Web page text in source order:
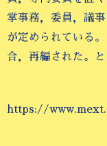
掌事務，委員，議
が定められている
合，再編された。と
https://